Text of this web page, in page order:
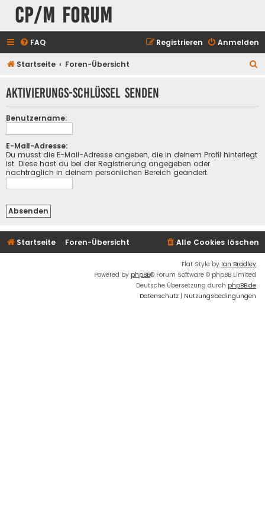
CP/M Forum
FAQ Anmelden
Registrieren
Startseite Foren-Übersicht
h
Aktivierungs-Schlüssel senden
Benutzername:
E-Mail-Adresse:
Du musst die E-Mail-Adresse angeben, die in deinem Profil hinterlegt
ist. Diese hast du bei der Registrierung angegeben oder
nachträglich in deinem persönlichen Bereich geändert.
Startseite Foren-Übersicht Alle Cookies löschen
Flat Style by Ian Bradley
Powered by phpBB® Forum Software © phpBB Limited
Deutsche Übersetzung durch phpBB.de
Datenschutz | Nutzungsbedingungen